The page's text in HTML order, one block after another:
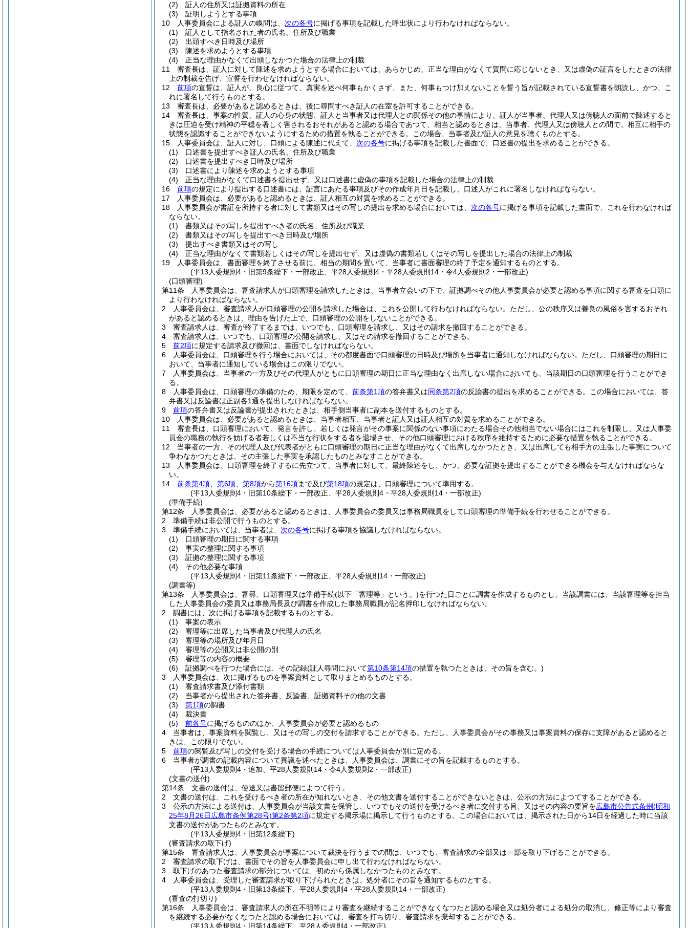
(2)
証人の住所又は証拠資料の所在
(3)
証明しようとする事項
10
人事委員会による証人の喚問は、 次の各号に掲げる事項を記載した呼出状により行わなければならない。
(1)
証人として指名された者の氏名、住所及び職業
(2)
出頭すべき日時及び場所
(3)
陳述を求めようとする事項
(4)
正当な理由がなくて出頭しなかつた場合の法律上の制裁
11
審査長は、証人に対して陳述を求めようとする場合においては、あらかじめ、正当な理由がなくて質問に応じないとき、又は虚偽の証言をしたときの法律
上の制裁を告げ、宣誓を行わせなければならない。
12
前項の宣誓は、証人が、良心に従つて、真実を述べ何事もかくさず、また、何事もつけ加えないことを誓う旨が記載されている宣誓書を朗読し、かつ、こ
れに署名して行うものとする。
13
審査長は、必要があると認めるときは、後に尋問すべき証人の在室を許可することができる。
14
審査長は、事案の性質、証人の心身の状態、証人と当事者又は代理人との関係その他の事情により、証人が当事者、代理人又は傍聴人の面前で陳述すると
きは圧迫を受け精神の平穏を著しく害されるおそれがあると認める場合であつて、相当と認めるときは、当事者、代理人又は傍聴人との間で、相互に相手の
状態を認識することができないようにするための措置を執ることができる。
この場合、当事者及び証人の意見を聴くものとする。
15
人事委員会は、証人に対し、口頭による陳述に代えて、 次の各号に掲げる事項を記載した書面で、口述書の提出を求めることができる。
(1)
口述書を提出すべき証人の氏名、住所及び職業
(2)
口述書を提出すべき日時及び場所
(3)
口述書により陳述を求めようとする事項
(4)
正当な理由がなくて口述書を提出せず、又は口述書に虚偽の事項を記載した場合の法律上の制裁
16
前項の規定により提出する口述書には、証言にあたる事項及びその作成年月日を記載し、口述人がこれに署名しなければならない。
17
人事委員会は、必要があると認めるときは、証人相互の対質を求めることができる。
18
人事委員会が書証を所持する者に対して書類又はその写しの提出を求める場合においては、 次の各号に掲げる事項を記載した書面で、これを行わなければ
ならない。
(1)
書類又はその写しを提出すべき者の氏名、住所及び職業
(2)
書類又はその写しを提出すべき日時及び場所
(3)
提出すべき書類又はその写し
(4)
正当な理由がなくて書類若しくはその写しを提出せず、又は虚偽の書類若しくはその写しを提出した場合の法律上の制裁
19
人事委員会は、書面審理を終了させる前に、相当の期間を置いて、当事者に書面審理の終了予定を通知するものとする。
(平13人委規則4・旧第9条繰下・一部改正、平28人委規則4・平28人委規則14・令4人委規則2・一部改正)
(口頭審理)
第11条
人事委員会は、審査請求人が口頭審理を請求したときは、当事者立会いの下で、証拠調べその他人事委員会が必要と認める事項に関する審査を口頭に
より行わなければならない。
2
人事委員会は、審査請求人が口頭審理の公開を請求した場合は、これを公開して行わなければならない。 ただし、公の秩序又は善良の風俗を害するおそれ
があると認めるときは、理由を告げた上で、口頭審理の公開をしないことができる。
3
審査請求人は、審査が終了するまでは、いつでも、口頭審理を請求し、又はその請求を撤回することができる。
4
審査請求人は、いつでも、口頭審理の公開を請求し、又はその請求を撤回することができる。
5
前2項に規定する請求及び撤回は、書面でしなければならない。
6
人事委員会は、口頭審理を行う場合においては、その都度書面で口頭審理の日時及び場所を当事者に通知しなければならない。 ただし、口頭審理の期日に
おいて、当事者に通知している場合はこの限りでない。
7
人事委員会は、当事者の一方及びその代理人がともに口頭審理の期日に正当な理由なく出席しない場合においても、当該期日の口頭審理を行うことができ
る。
8
人事委員会は、口頭審理の準備のため、期限を定めて、 前条第1項の答弁書又は同条第2項の反論書の提出を求めることができる。
この場合においては、答
弁書又は反論書は正副各1通を提出しなければならない。
9
前項の答弁書又は反論書が提出されたときは、相手側当事者に副本を送付するものとする。
10
人事委員会は、必要があると認めるときは、当事者相互、当事者と証人又は証人相互の対質を求めることができる。
11
審査長は、口頭審理において、発言を許し、若しくは発言がその事案に関係のない事項にわたる場合その他相当でない場合にはこれを制限し、又は人事委
員会の職務の執行を妨げる者若しくは不当な行状をする者を退場させ、その他口頭審理における秩序を維持するために必要な措置を執ることができる。
12
当事者の一方、その代理人及び代表者がともに口頭審理の期日に正当な理由がなくて出席しなかつたとき、又は出席しても相手方の主張した事実について
争わなかつたときは、その主張した事実を承認したものとみなすことができる。
13
人事委員会は、口頭審理を終了するに先立つて、当事者に対して、最終陳述をし、かつ、必要な証拠を提出することができる機会を与えなければならな
い。
14
前条第4項 第6項 第8項から第16項まで及び第18項の規定は、口頭審理について準用する。
(平13人委規則4・旧第10条繰下・一部改正、平28人委規則4・平28人委規則14・一部改正)
(準備手続)
第12条
人事委員会は、必要があると認めるときは、人事委員会の委員又は事務局職員をして口頭審理の準備手続を行わせることができる。
2
準備手続は非公開で行うものとする。
3
準備手続においては、当事者は、 次の各号に掲げる事項を協議しなければならない。
(1)
口頭審理の期日に関する事項
(2)
事実の整理に関する事項
(3)
証拠の整理に関する事項
(4)
その他必要な事項
(平13人委規則4・旧第11条繰下・一部改正、平28人委規則14・一部改正)
(調書等)
第13条
人事委員会は、審尋、口頭審理又は準備手続(以下「審理等」という。)を行つた日ごとに調書を作成するものとし、当該調書には、当該審理等を担当
した人事委員会の委員又は事務局長及び調書を作成した事務局職員が記名押印しなければならない。
2
調書には、次に掲げる事項を記載するものとする。
(1)
事案の表示
(2)
審理等に出席した当事者及び代理人の氏名
(3)
審理等の場所及び年月日
(4)
審理等の公開又は非公開の別
(5)
審理等の内容の概要
(6)
証拠調べを行つた場合には、その記録(証人尋問において第10条第14項の措置を執つたときは、その旨を含む。)
3
人事委員会は、次に掲げるものを事案資料として取りまとめるものとする。
(1)
審査請求書及び添付書類
(2)
当事者から提出された答弁書、反論書、証拠資料その他の文書
(3)
第1項の調書
(4)
裁決書
(5)
前各号に掲げるもののほか、人事委員会が必要と認めるもの
4
当事者は、事案資料を閲覧し、又はその写しの交付を請求することができる。 ただし、人事委員会がその事務又は事案資料の保存に支障があると認めると
きは、この限りでない。
5
前項の閲覧及び写しの交付を受ける場合の手続については人事委員会が別に定める。
6
当事者が調書の記載内容について異議を述べたときは、人事委員会は、調書にその旨を記載するものとする。
(平13人委規則4・追加、平28人委規則14・令4人委規則2・一部改正)
(文書の送付)
第14条
文書の送付は、使送又は書留郵便によつて行う。
2
文書の送付は、これを受けるべき者の所在が知れないとき、その他文書を送付することができないときは、公示の方法によつてすることができる。
3
公示の方法による送付は、人事委員会が当該文書を保管し、いつでもその送付を受けるべき者に交付する旨、又はその内容の要旨を広島市公告式条例(昭和
25年8月26日広島市条例第28号)第2条第2項に規定する掲示場に掲示して行うものとする。
この場合においては、掲示された日から14日を経過した時に当該
文書の送付があつたものとみなす。
(平13人委規則4・旧第12条繰下)
(審査請求の取下げ)
第15条
審査請求人は、人事委員会が事案について裁決を行うまでの間は、いつでも、審査請求の全部又は一部を取り下げることができる。
2
審査請求の取下げは、書面でその旨を人事委員会に申し出て行わなければならない。
3
取下げのあつた審査請求の部分については、初めから係属しなかつたものとみなす。
4
人事委員会は、受理した審査請求が取り下げられたときは、処分者にその旨を通知するものとする。
(平13人委規則4・旧第13条繰下、平28人委規則4・平28人委規則14・一部改正)
(審査の打切り)
第16条
人事委員会は、審査請求人の所在不明等により審査を継続することができなくなつたと認める場合又は処分者による処分の取消し、修正等により審査
を継続する必要がなくなつたと認める場合においては、審査を打ち切り、審査請求を棄却することができる。
(平13人委規則4・旧第14条繰下、平28人委規則4・一部改正)